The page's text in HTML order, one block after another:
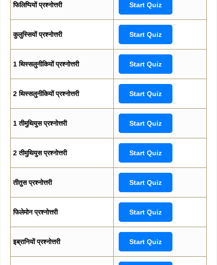
फिलिप्पियों प्रश्नोत्तरी Start Quiz
कुलुस्सियों प्रश्नोत्तरी Start Quiz
1 थिस्सलुनीकियों प्रश्नोत्तरी Start Quiz
2 थिस्सलुनीकियों प्रश्नोत्तरी Start Quiz
1 तीमुथियुस प्रश्नोत्तरी Start Quiz
2 तीमुथियुस प्रश्नोत्तरी Start Quiz
तीतुस प्रश्नोत्तरी Start Quiz
फिलेमोन प्रश्नोत्तरी Start Quiz
इब्रानियों प्रश्नोत्तरी Start Quiz